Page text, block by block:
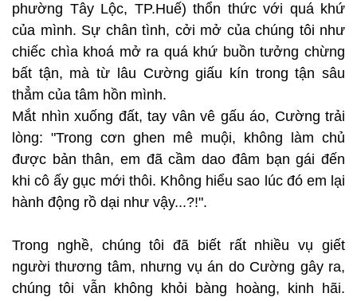
phường Tây Lộc, TP.Huế) thổn thức với quá khứ
của mình. Sự chân tình, cởi mở của chúng tôi như
chiếc chìa khoá mở ra quá khứ buồn tưởng chừng
bất tận, mà từ lâu Cường giấu kín trong tận sâu
thẳm của tâm hồn mình.
Mắt nhìn xuống đất, tay vân vê gấu áo, Cường trải
lòng: "Trong cơn ghen mê muội, không làm chủ
được bản thân, em đã cầm dao đâm bạn gái đến
khi cô ấy gục mới thôi. Không hiểu sao lúc đó em lại
hành động rồ dại như vậy...?!".
Trong nghề, chúng tôi đã biết rất nhiều vụ giết
người thương tâm, nhưng vụ án do Cường gây ra,
chúng tôi vẫn không khỏi bàng hoàng, kinh hãi.